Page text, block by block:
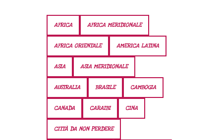
AFRICA AFRICA MERIDIONALE
AFRICA ORIENTALE AMERICA LATINA
ASIA ASIA MERIDIONALE
AUSTRALIA BRASILE CAMBOGIA
CANADA CARAIBI CINA
CITTÀ DA NON PERDERE